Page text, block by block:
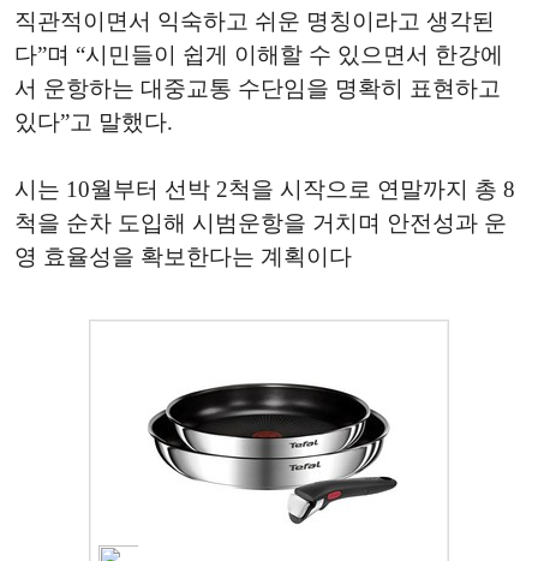
직관적이면서 익숙하고 쉬운 명칭이라고 생각된
다”며 “시민들이 쉽게 이해할 수 있으면서 한강에
서 운항하는 대중교통 수단임을 명확히 표현하고
있다”고 말했다.
시는 10월부터 선박 2척을 시작으로 연말까지 총 8
척을 순차 도입해 시범운항을 거치며 안전성과 운
영 효율성을 확보한다는 계획이다